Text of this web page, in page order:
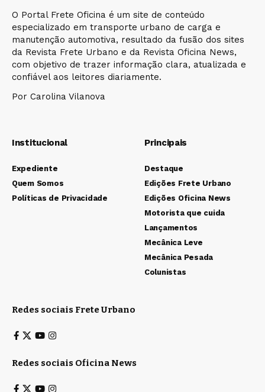
O Portal Frete Oficina é um site de conteúdo
especializado em transporte urbano de carga e
manutenção automotiva, resultado da fusão dos sites
da Revista Frete Urbano e da Revista Oficina News,
com objetivo de trazer informação clara, atualizada e
confiável aos leitores diariamente.
Por Carolina Vilanova
Institucional
Expediente
Quem Somos
Políticas de Privacidade
Principais
Destaque
Edições Frete Urbano
Edições Oficina News
Motorista que cuida
Lançamentos
Mecânica Leve
Mecânica Pesada
Colunistas
Redes sociais Frete Urbano
Redes sociais Oficina News